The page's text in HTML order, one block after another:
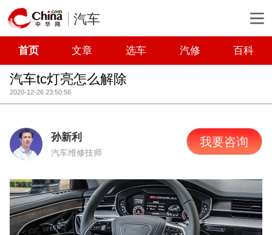
汽车
首页 文章 选车 汽修 百科
汽车tc灯亮怎么解除
2020-12-26 23:50:56
孙新利
汽车维修技师
我要咨询